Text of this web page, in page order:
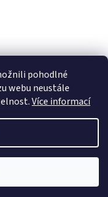
pohodlné
webu neustále
Více informací
práva vyhrazena.